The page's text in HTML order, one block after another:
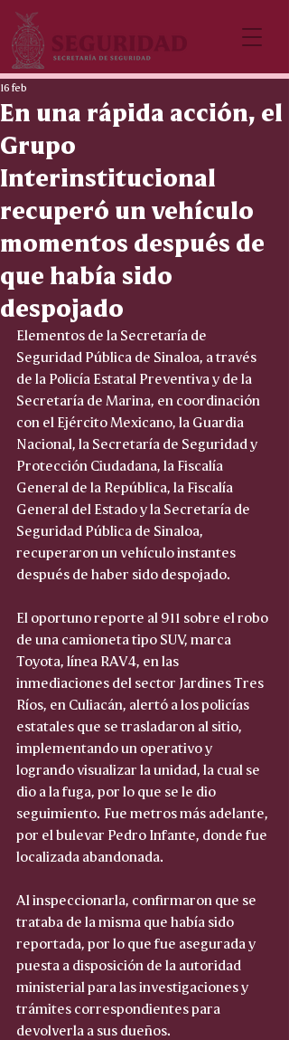
En una rápida acción, el
Grupo
Interinstitucional
recuperó un vehículo
momentos después de
que había sido
despojado
16 feb
Elementos de la Secretaría de
Seguridad Pública de Sinaloa, a través
de la Policía Estatal Preventiva y de la
Secretaría de Marina, en coordinación
con el Ejército Mexicano, la Guardia
Nacional, la Secretaría de Seguridad y
Protección Ciudadana, la Fiscalía
General de la República, la Fiscalía
General del Estado y la Secretaría de
Seguridad Pública de Sinaloa,
recuperaron un vehículo instantes
después de haber sido despojado.
El oportuno reporte al 911 sobre el robo
de una camioneta tipo SUV, marca
Toyota, línea RAV4, en las
inmediaciones del sector Jardines Tres
Ríos, en Culiacán, alertó a los policías
estatales que se trasladaron al sitio,
implementando un operativo y
logrando visualizar la unidad, la cual se
dio a la fuga, por lo que se le dio
seguimiento. Fue metros más adelante,
por el bulevar Pedro Infante, donde fue
localizada abandonada.
Al inspeccionarla, confirmaron que se
trataba de la misma que había sido
reportada, por lo que fue asegurada y
puesta a disposición de la autoridad
ministerial para las investigaciones y
trámites correspondientes para
devolverla a sus dueños.